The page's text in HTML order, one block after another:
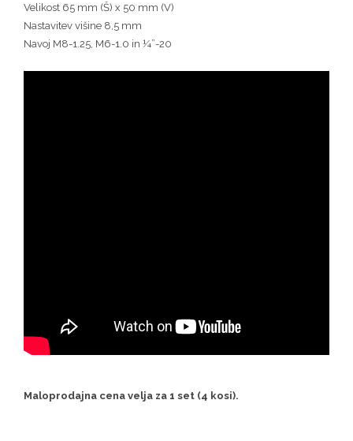
Velikost 65 mm (Š) x 50 mm (V)
Nastavitev višine 8,5 mm
Navoj M8-1.25, M6-1.0 in ¼”-20
Maloprodajna cena velja za 1 set (4 kosi).